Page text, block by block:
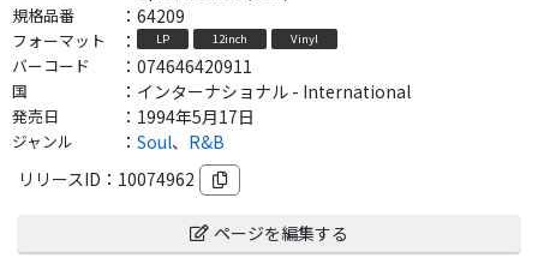
規格品番 ： 64209
フォーマット ： LP 12inch Vinyl
バーコード ： 074646420911
国 ： インターナショナル - International
発売日 ： 1994年5月17日
ジャンル ： Soul、 R&B
リリースID： 10074962
ページを編集する